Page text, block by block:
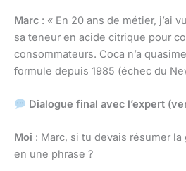
Marc : « En 20 ans de métier, j’ai
sa teneur en acide citrique pour
consommateurs. Coca n’a
formule depuis 1985 (échec du
Dialogue final avec l’expert
Moi : Marc, si tu devais résumer
en une phrase ?